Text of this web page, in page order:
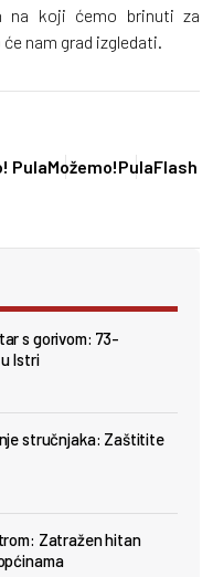
na koji ćemo brinuti za
nam grad izgledati.
PulaMožemo!PulaFlash
s gorivom: 73-
Istri
stručnjaka: Zaštitite
Zatražen hitan